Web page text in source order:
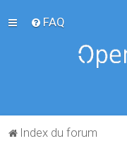
FAQ
Index du forum